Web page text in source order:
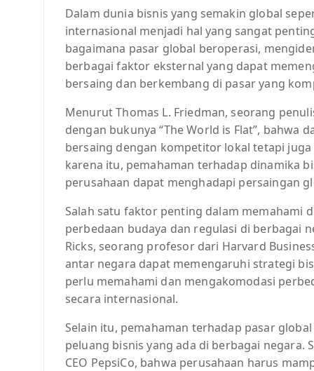
Dalam dunia bisnis yang semakin global
internasional menjadi hal yang sangat
bagaimana pasar global beroperasi,
berbagai faktor eksternal yang dapat
bersaing dan berkembang di pasar yang
Menurut Thomas L. Friedman, seorang
dengan bukunya “The World is Flat”, bahwa
bersaing dengan kompetitor lokal tetapi
karena itu, pemahaman terhadap dinamika
perusahaan dapat menghadapi persaingan
Salah satu faktor penting dalam memahami
perbedaan budaya dan regulasi di berbagai
Ricks, seorang profesor dari Harvard
antar negara dapat memengaruhi strategi
perlu memahami dan mengakomodasi
secara internasional.
Selain itu, pemahaman terhadap pasar
peluang bisnis yang ada di berbagai negara.
CEO PepsiCo, bahwa perusahaan harus